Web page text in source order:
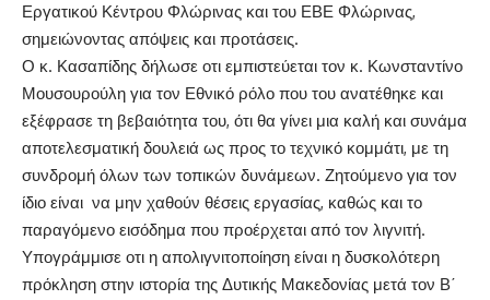
Εργατικού Κέντρου Φλώρινας και του ΕΒΕ Φλώρινας,
σημειώνοντας απόψεις και προτάσεις.
Ο κ. Κασαπίδης δήλωσε οτι εμπιστεύεται τον κ. Κωνσταντίνο
Μουσουρούλη για τον Εθνικό ρόλο που του ανατέθηκε και
εξέφρασε τη βεβαιότητα του, ότι θα γίνει μια καλή και συνάμα
αποτελεσματική δουλειά ως προς το τεχνικό κομμάτι, με τη
συνδρομή όλων των τοπικών δυνάμεων. Ζητούμενο για τον
ίδιο είναι να μην χαθούν θέσεις εργασίας, καθώς και το
παραγόμενο εισόδημα που προέρχεται από τον λιγνιτή.
Υπογράμμισε οτι η απολιγνιτοποίηση είναι η δυσκολότερη
πρόκληση στην ιστορία της Δυτικής Μακεδονίας μετά τον Β΄